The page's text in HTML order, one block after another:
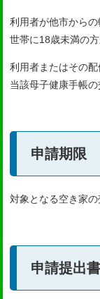
利用者が他市から
世帯に18歳未満の
利用者またはその配
当該母子健康手帳
申請期限
対象となる空き家
申請提出